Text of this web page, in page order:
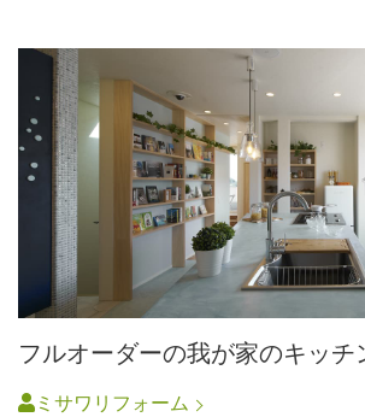
フルオーダーの我が家のキッチ
ミサワリフォーム